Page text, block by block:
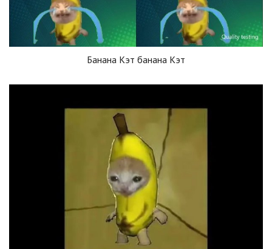
Банана Кэт банана Кэт